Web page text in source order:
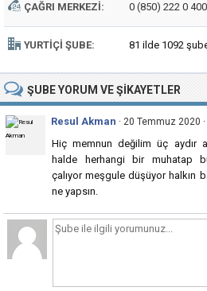
ÇAĞRI MERKEZI: 0 (850) 222 0 400
YURTIÇI ŞUBE: 81 ilde 1092
ŞUBEYORUM VE ŞIKAYETLER
Resul Akman · 20 Temmuz 2020 ·
Hiç memnun değilim üç aydır
halde herhangi bir muhatap
çalıyor meşgule düşüyor halkın
ne yapsın.